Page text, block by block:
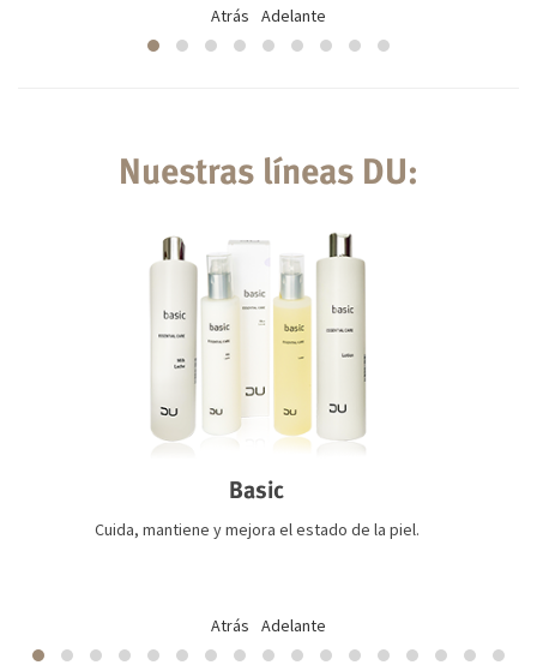
Atrás Adelante
Nuestras líneas DU:
Basic
Cuida, mantiene y mejora el estado de la piel.
Atrás Adelante